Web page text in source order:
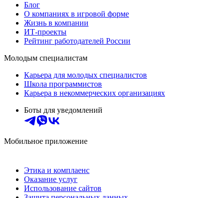
Блог
О компаниях в игровой форме
Жизнь в компании
ИТ-проекты
Рейтинг работодателей России
Молодым специалистам
Карьера для молодых специалистов
Школа программистов
Карьера в некоммерческих организациях
Боты для уведомлений
Мобильное приложение
Этика и комплаенс
Оказание услуг
Использование сайтов